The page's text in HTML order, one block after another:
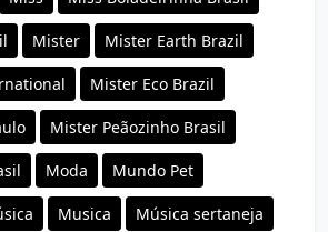
Mister Mister Earth Brazil
Mister Eco Brazil
Mister Peãozinho Brasil
Moda Mundo Pet
Musica Música sertaneja